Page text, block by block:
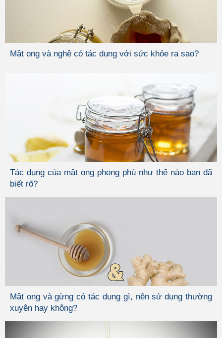
Mật ong và nghệ có tác dụng với sức khỏe ra sao?
Tác dụng của mật ong phong phú như thế nào bạn đã
biết rõ?
Mật ong và gừng có tác dụng gì, nên sử dụng thường
xuyên hay không?